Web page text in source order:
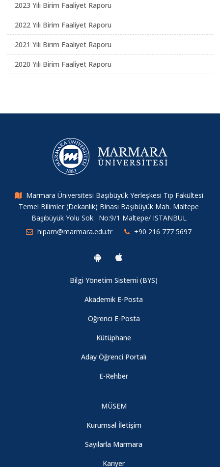
2023 Yılı Birim Faaliyet Raporu
2022 Yılı Birim Faaliyet Raporu
2021 Yılı Birim Faaliyet Raporu
2020 Yılı Birim Faaliyet Raporu
Marmara Üniversitesi Başıbüyük Yerleşkesi Tıp Fakültesi
Temel Bilimler (Dekanlık) Binası Başıbüyük Mah. Maltepe
Başıbüyük Yolu Sok. No:9/1 Maltepe/ ISTANBUL
hipam@marmara.edu.tr
+90 216 777 5697
Bilgi Yönetim Sistemi (BYS)
Akademik E-Posta
Öğrenci E-Posta
Kütüphane
Aday Öğrenci Portalı
E-Rehber
MÜSEM
Kurumsal İletişim
Sayılarla Marmara
Kariyer